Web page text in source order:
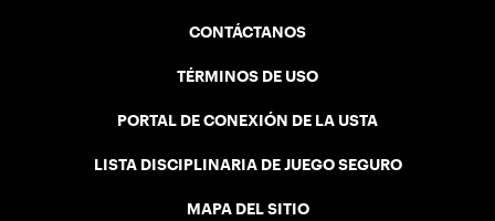
CONTÁCTANOS
TÉRMINOS DE USO
PORTAL DE CONEXIÓN DE LA USTA
LISTA DISCIPLINARIA DE JUEGO SEGURO
MAPA DEL SITIO